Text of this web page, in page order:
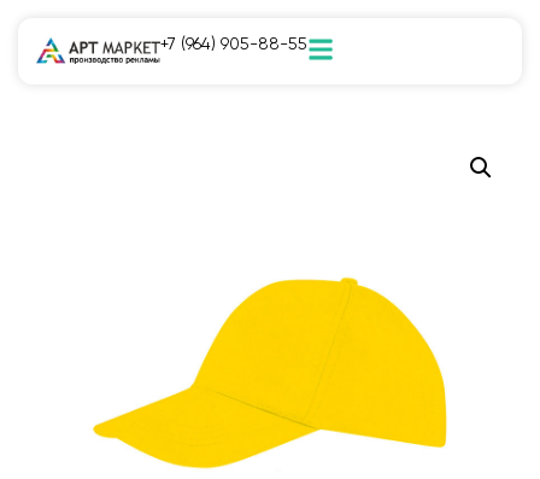
+7 (964) 905-88-55